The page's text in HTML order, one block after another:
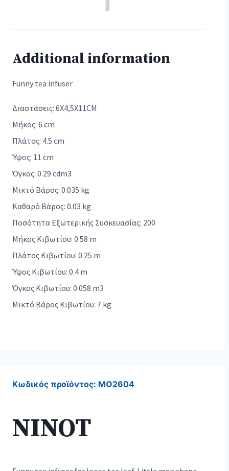
Additional information
Funny tea infuser
Διαστάσεις: 6X4,5X11CM
Μήκος: 6 cm
Πλάτος: 4.5 cm
Ύψος: 11 cm
Όγκος: 0.29 cdm3
Μικτό Βάρος: 0.035 kg
Καθαρό Βάρος: 0.03 kg
Ποσότητα Εξωτερικής Συσκευασίας: 200
Μήκος Κιβωτίου: 0.58 m
Πλάτος Κιβωτίου: 0.25 m
Ύψος Κιβωτίου: 0.4 m
Όγκος Κιβωτίου: 0.058 m3
Μικτό Βάρος Κιβωτίου: 7 kg
Κωδικός προϊόντος: MO2604
NINOT